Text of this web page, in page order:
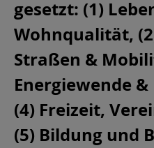
gesetzt: (1)
Wohnqualität,
Straßen &
Energiewende
(4) Freizeit,
(5) Bildung und